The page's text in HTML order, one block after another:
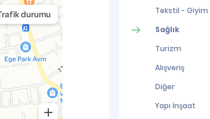
Tekstil - Giyim
Sağlık
Turizm
Alışveriş
Diğer
Yapı İnşaat